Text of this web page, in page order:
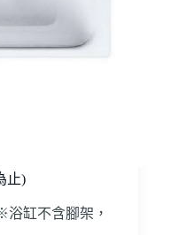
止)
缸不含腳架，